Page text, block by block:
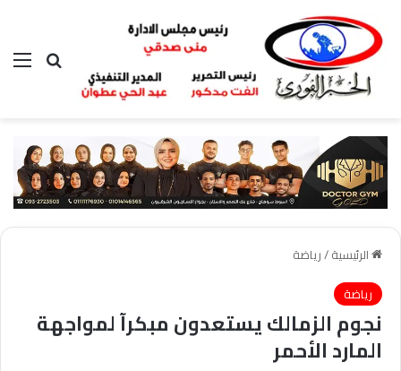
بحث عن
الرئيسية/رياضة
رياضة
نجوم الزمالك يستعدون مبكرآ لمواجهة
المارد الأحمر